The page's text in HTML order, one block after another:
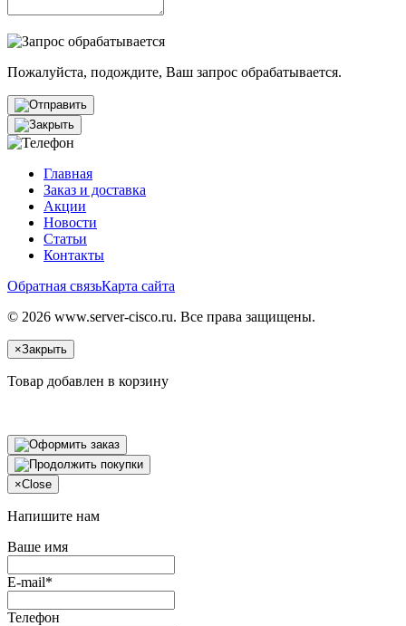
Пожалуйста, подождите, Ваш запрос обрабатывается.
Главная
Заказ и доставка
Акции
Новости
Статьи
Контакты
Обратная связьКарта сайта
© 2026 www.server-cisco.ru. Все права защищены.
×Закрыть
Товар добавлен в корзину
×Close
Напишите нам
Ваше имя
E-mail*
Телефон